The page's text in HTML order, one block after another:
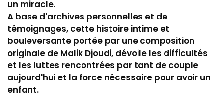
un miracle.
A base d'archives personnelles et de
témoignages, cette histoire intime et
bouleversante portée par une composition
originale de Malik Djoudi, dévoile les difficultés
et les luttes rencontrées par tant de couple
aujourd'hui et la force nécessaire pour avoir un
enfant.